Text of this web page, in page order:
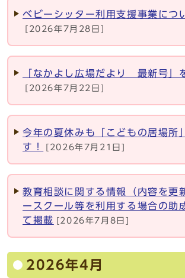
ベビーシッター利用支援事業につ
[2026年7月28日]
「なかよし広場だより 最新号」
[2026年7月22日]
今年の夏休みも「こどもの居場所
す！
[2026年7月21日]
教育相談に関する情報（内容を
ースクール等を利用する場合の助
て掲載
[2026年7月8日]
2026年4月